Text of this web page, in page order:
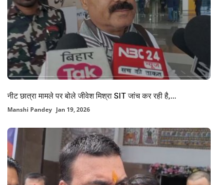
नीट छात्रा मामले पर बोले जीवेश मिश्रा SIT जांच कर रही है,...
Manshi Pandey Jan 19, 2026